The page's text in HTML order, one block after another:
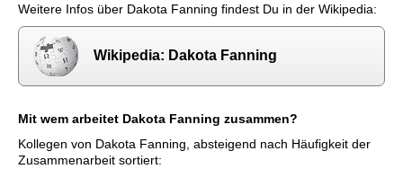
Weitere Infos über Dakota Fanning findest Du in der Wikipedia:
Wikipedia: Dakota Fanning
Mit wem arbeitet Dakota Fanning zusammen?
Kollegen von Dakota Fanning, absteigend nach Häufigkeit der
Zusammenarbeit sortiert: